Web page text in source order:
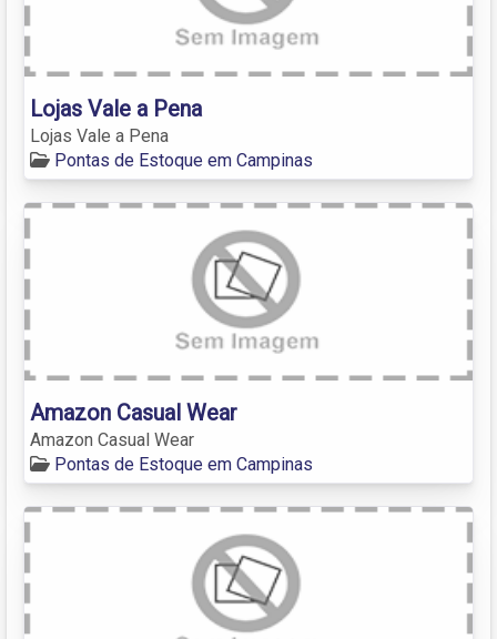
Lojas Vale a Pena
Lojas Vale a Pena
Pontas de Estoque em Campinas
Amazon Casual Wear
Amazon Casual Wear
Pontas de Estoque em Campinas